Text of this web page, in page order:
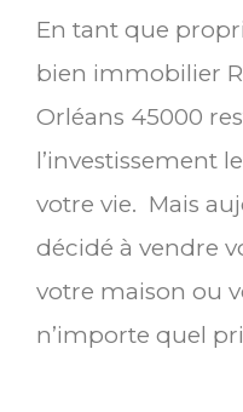
En tant que
bien immobilier
Orléans 45000
l’investissement
votre vie. Mais
décidé à vendre
votre maison ou
n’importe quel